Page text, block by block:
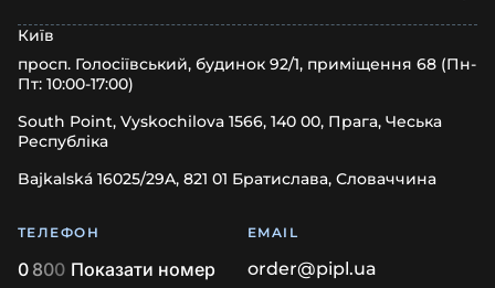
Київ
просп. Голосіївський, будинок 92/1, приміщення 68 (Пн-
Пт: 10:00-17:00)
South Point, Vyskochilova 1566, 140 00, Прага, Чеська
Республіка
Bajkalská 16025/29A, 821 01 Братислава, Словаччина
ТЕЛЕФОН
0 800 Показати номер
EMAIL
order@pipl.ua